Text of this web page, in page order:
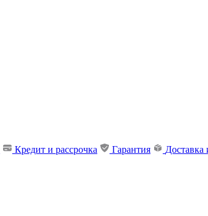
Кредит и рассрочка Гарантия Доставка